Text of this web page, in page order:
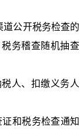
道公开税务检查的
务稽查随机抽查
人、扣缴义务人
和税务检查通知